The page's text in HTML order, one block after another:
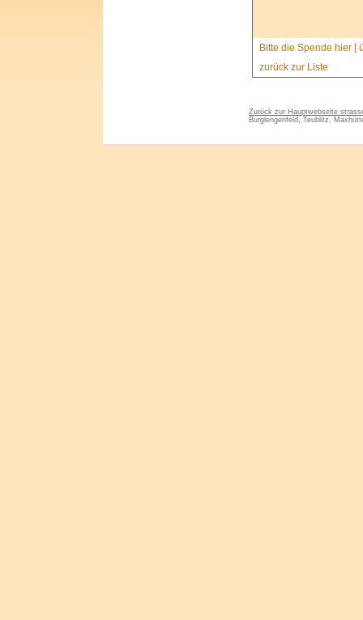
Bitte die Spende hier [
zurück zur Liste
Zurück zur Hauptwebseite
Burglengenfeld, Teublitz,